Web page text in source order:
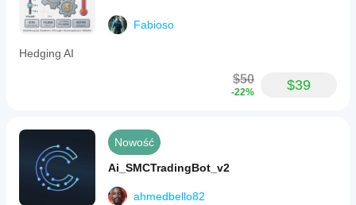
Fabioso
Hedging AI
$50
-22% $39
Nowość
Ai_SMCTradingBot_v2
ahmedbello82